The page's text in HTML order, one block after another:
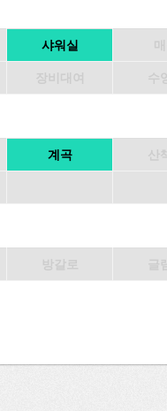
샤워실
계곡